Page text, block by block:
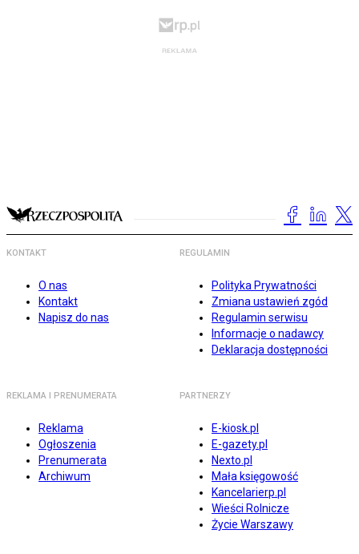
KONTAKT
O nas
Kontakt
Napisz do nas
REGULAMIN
Polityka Prywatności
Zmiana ustawień zgód
Regulamin serwisu
Informacje o nadawcy
Deklaracja dostępności
REKLAMA I PRENUMERATA
Reklama
Ogłoszenia
Prenumerata
Archiwum
PARTNERZY
E-kiosk.pl
E-gazety.pl
Nexto.pl
Mała księgowość
Kancelarierp.pl
Wieści Rolnicze
Życie Warszawy